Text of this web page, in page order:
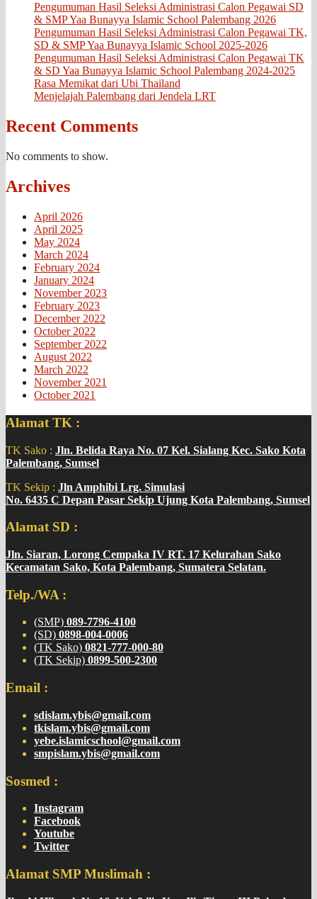
Pengumuman Hasil Seleksi Administrasi Calon Pegawai SD
& SMP Yaa Bunayya Islamic School Palembang 2026
Pengumuman Hasil Seleksi Administrasi Calon Pegawai TK,
SD & SMP Yaa Bunayya Islamic School 2025-2026
Pengumuman Hasil Seleksi Administrasi Calon Pegawai TK
& SD Yaa Bunayya Islamic School Palembang 2024-2025
Rasa Memikat dari Ubi Thailand
Menjelajah Palembang dari Jendela LRT
Recent Comments
No comments to show.
Archives
April 2026
April 2025
May 2024
March 2024
February 2024
January 2024
November 2023
February 2023
December 2022
October 2022
September 2022
August 2022
March 2022
November 2021
October 2021
Alamat TK :
TK Sako : Jln. Belida Raya No. 07 Kel. Sialang Kec. Sako Kota
Palembang, Sumsel
TK Sekip : Jln Amphibi Lrg. Simulasi
No. 6435 C Depan Pasar Sekip Ujung Kota Palembang, Sumsel
Alamat SD :
Jln. Siaran, Lorong Cempaka IV RT. 17 Kelurahan Sako
Kecamatan Sako, Kota Palembang, Sumatera Selatan.
Telp./WA :
(SMP) 089-7796-4100
(SD) 0898-004-0006
(TK Sako) 0821-777-000-80
(TK Sekip) 0899-500-2300
Email :
sdislam.ybis@gmail.com
tkislam.ybis@gmail.com
yebe.islamicschool@gmail.com
smpislam.ybis@gmail.com
Sosmed :
Instagram
Facebook
Youtube
Twitter
Alamat SMP Muslimah :